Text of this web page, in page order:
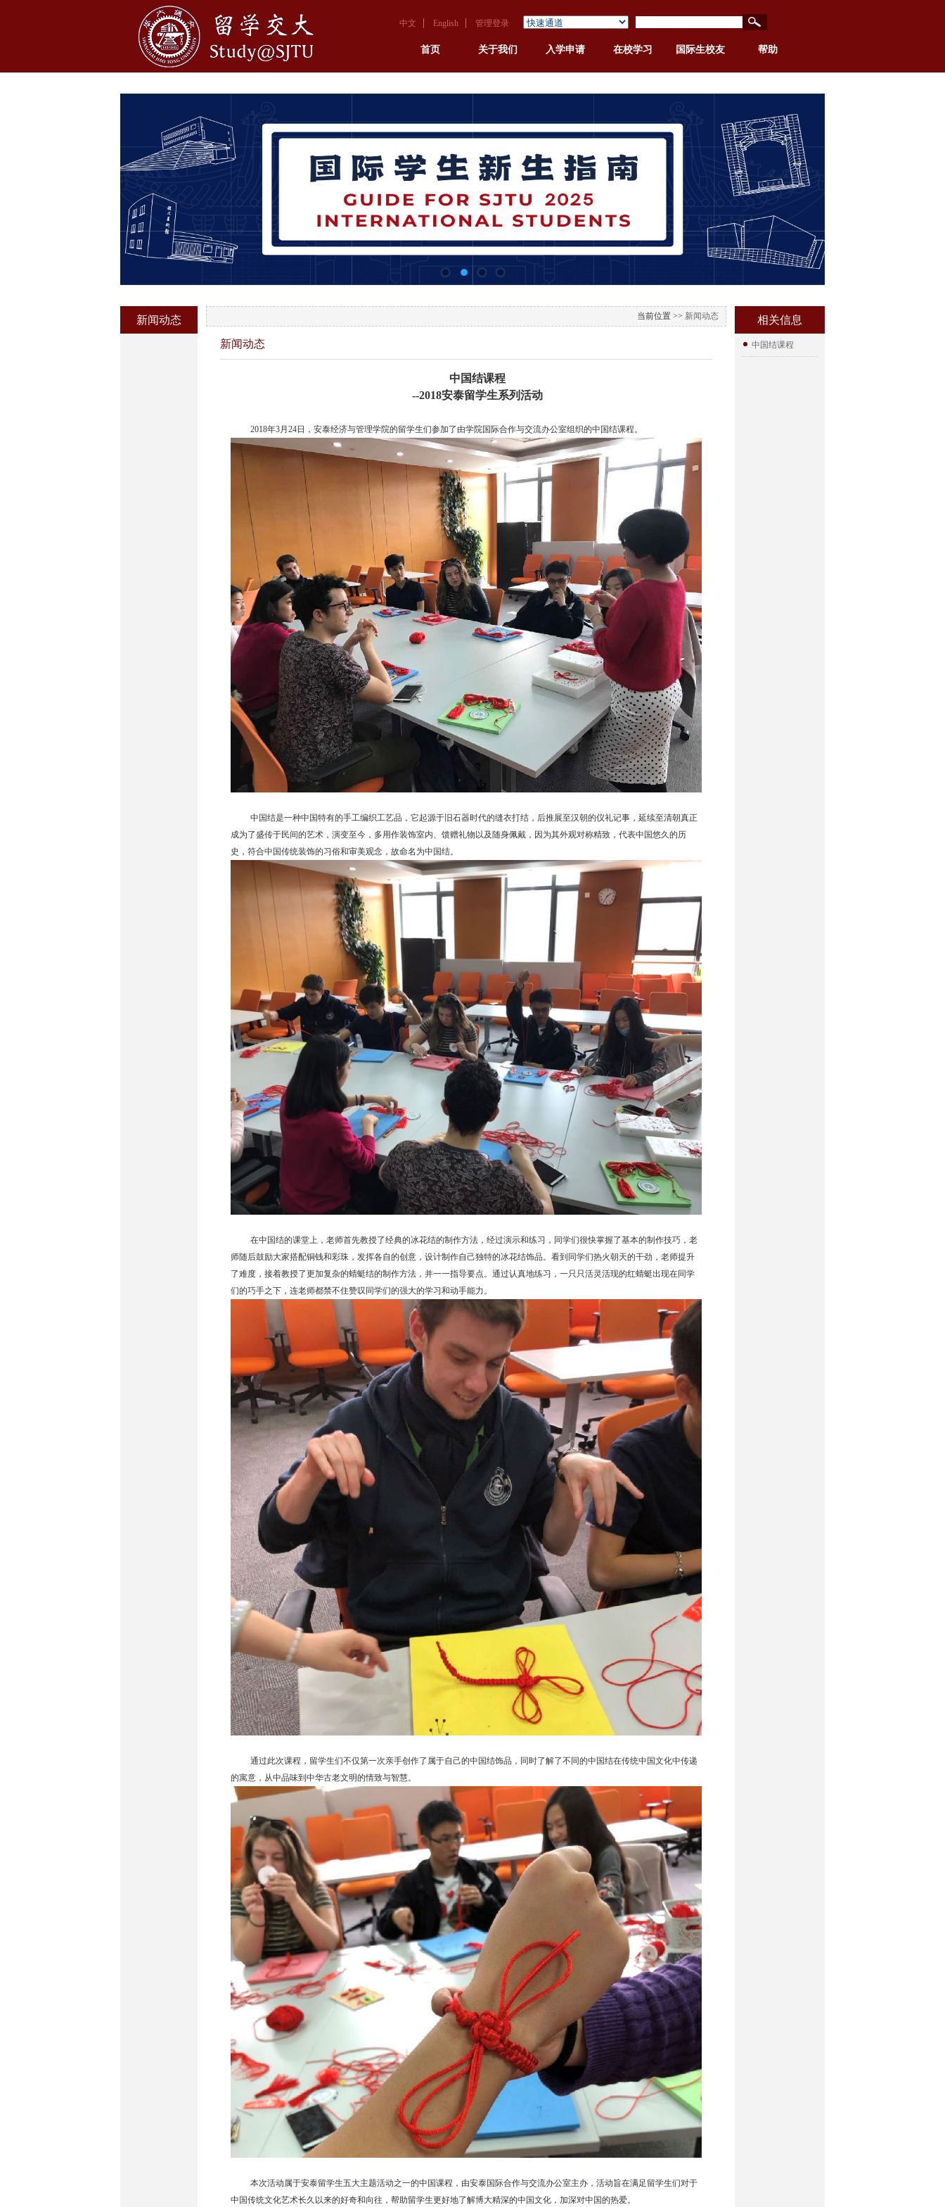
中文 English 管理登录
首页 关于我们 入学申请 在校学习 国际生校友 帮助
新闻动态 当前位置 >> 新闻动态
新闻动态
中国结课程
--2018安泰留学生系列活动
2018年3月24日，安泰经济与管理学院的留学生们参加了由学院国际合作与交流办公室组织的中国结课程。
中国结是一种中国特有的手工编织工艺品，它起源于旧石器时代的缝衣打结，后推展至汉朝的仪礼记事，延续至清朝真正
成为了盛传于民间的艺术，演变至今，多用作装饰室内、馈赠礼物以及随身佩戴，因为其外观对称精致，代表中国悠久的历
史，符合中国传统装饰的习俗和审美观念，故命名为中国结。
在中国结的课堂上，老师首先教授了经典的冰花结的制作方法，经过演示和练习，同学们很快掌握了基本的制作技巧，老
师随后鼓励大家搭配铜钱和彩珠，发挥各自的创意，设计制作自己独特的冰花结饰品。看到同学们热火朝天的干劲，老师提升
了难度，接着教授了更加复杂的蜻蜓结的制作方法，并一一指导要点。通过认真地练习，一只只活灵活现的红蜻蜓出现在同学
们的巧手之下，连老师都禁不住赞叹同学们的强大的学习和动手能力。
通过此次课程，留学生们不仅第一次亲手创作了属于自己的中国结饰品，同时了解了不同的中国结在传统中国文化中传递
的寓意，从中品味到中华古老文明的情致与智慧。
本次活动属于安泰留学生五大主题活动之一的中国课程，由安泰国际合作与交流办公室主办，活动旨在满足留学生们对于
中国传统文化艺术长久以来的好奇和向往，帮助留学生更好地了解博大精深的中国文化，加深对中国的热爱。
相关信息
中国结课程